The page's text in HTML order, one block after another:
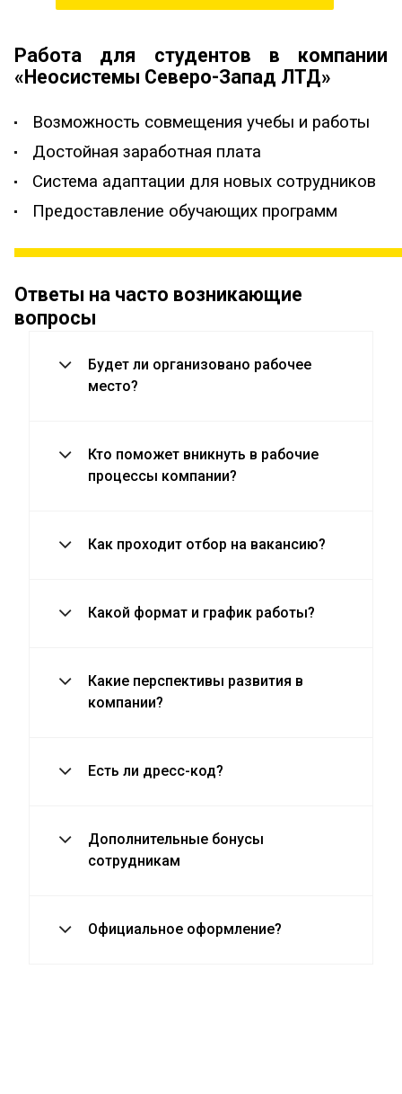
Работа для студентов в компании
«Неосистемы Северо-Запад ЛТД»
Возможность совмещения учебы и работы
Достойная заработная плата
Система адаптации для новых сотрудников
Предоставление обучающих программ
Ответы на часто возникающие
вопросы
Будет ли организовано рабочее
место?
Кто поможет вникнуть в рабочие
процессы компании?
Как проходит отбор на вакансию?
Какой формат и график работы?
Какие перспективы развития в
компании?
Есть ли дресс-код?
Дополнительные бонусы
сотрудникам
Официальное оформление?